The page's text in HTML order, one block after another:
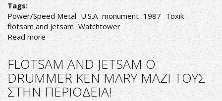
Tags:
Power/Speed Metal U.S.A monument 1987 Toxik
flotsam and jetsam Watchtower
Read moreabout
Hades
-
Resisting
Success
FLOTSAM AND JETSAM O
DRUMMER KEN MARY ΜΑΖΙ ΤΟΥΣ
ΣΤΗΝ ΠΕΡΙΟΔΕΙΑ!